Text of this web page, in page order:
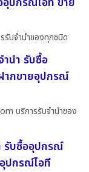
รับจำนำของทุกชนิด
นำ รับซื้อ
ากขายอุปกรณ์
บริการรับจำนำของ
รับซื้ออุปกรณ์
ปกรณ์ไอที